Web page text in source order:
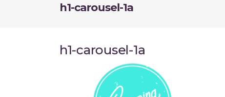
h1-carousel-1a
h1-carousel-1a